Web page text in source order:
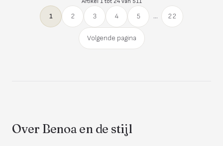
1 2 3 4 5 ... 22
Volgende pagina
Over Benoa en de stijl